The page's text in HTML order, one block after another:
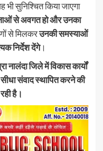
भी सुनिश्चित किया जाएगा
से अवगत हो और उनका
से मिलकरउनकी समस्याओं
निर्देश देंगे।
नालंदा जिले में विकास कार्यों
संवाद स्थापित करने की
है।